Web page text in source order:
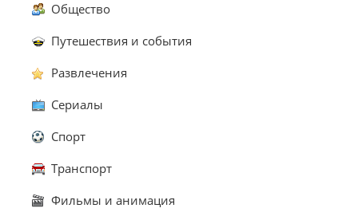
Общество
Путешествия и события
Развлечения
Сериалы
Спорт
Транспорт
Фильмы и анимация